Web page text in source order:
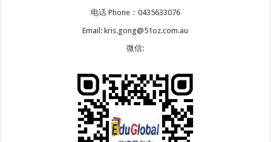
电话 Phone：0435633076
Email: kris.gong@51oz.com.au
微信: